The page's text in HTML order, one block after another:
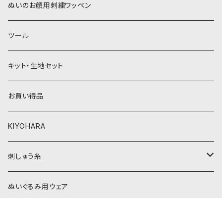
ウィッグボア（8cm）
黄色・クリーム系
ベージュ・ブラウン系
黄色・クリーム系
ベージュ・ブラウン系
ぬいのお顔用刺繍ワッペン
ツール
キット・生地セット
お買い得品
KIYOHARA
刺しゅう糸
COSMO 25番刺しゅう糸
ぬいぐるみ用ウェア